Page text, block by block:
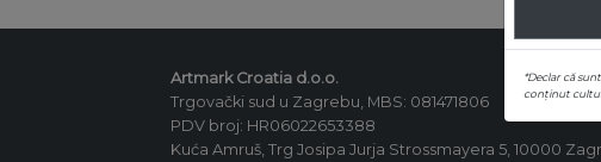
Artmark Croatia d.o.o.
Trgovački sud u Zagrebu, MBS: 081471806
PDV broj: HR06022653388
Kuća Amruš, Trg Josipa Jurja Strossmayera 5, 10000
*Declar că
conținut